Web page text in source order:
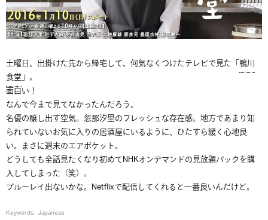
土曜日、出掛けた先から帰宅して、何気なくつけたテレビで見た「鴨川
食堂」。
面白い！
なんで今まで見てなかったんだろう。
名優の醸し出す空気。忽那汐里のフレッシュな存在感。地方であまり知
られていないお気に入りの居酒屋にいるように、ひたすら緩く心地良
い。まさに週末のエアポケット。
どうしても全話見たくなり初めてNHKオンデマンドの見放題パックを購
入してしまった（笑）。
ブルーレイ出ないかな。Netflixで配信してくれると一番良いんだけど。
Keywords: Japanese